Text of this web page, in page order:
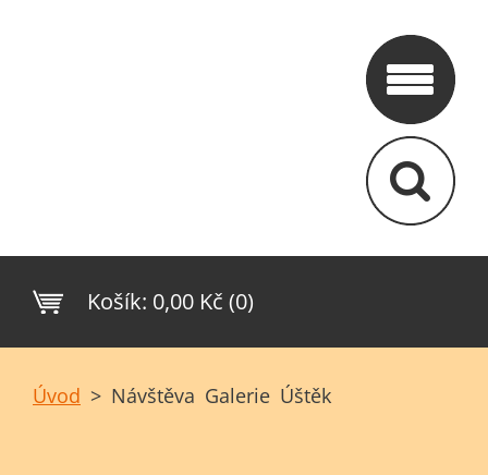
Košík: 0,00 Kč (0)
Úvod > Návštěva Galerie Úštěk